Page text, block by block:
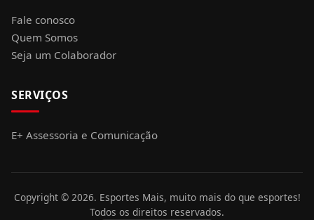
Fale conosco
Quem Somos
Seja um Colaborador
SERVIÇOS
E+ Assessoria e Comunicação
Copyright © 2026. Esportes Mais, muito mais do que esportes!
Todos os direitos reservados.